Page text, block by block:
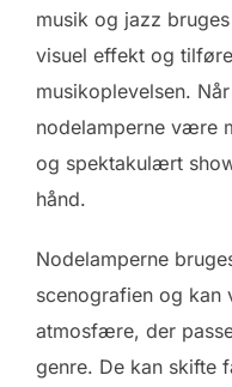
musik og jazz
visuel effekt og
musikoplevelsen.
nodelamperne være
og spektakulært
hånd.
Nodelamperne
scenografien og
atmosfære, der
genre. De kan skifte